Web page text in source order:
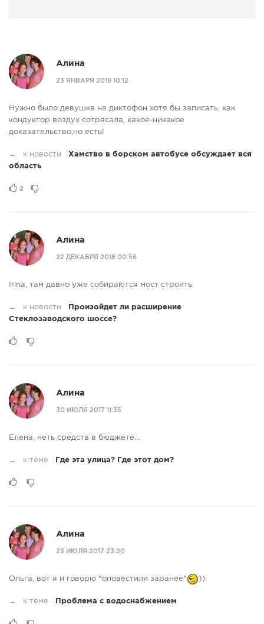
Алина
23 ЯНВАРЯ 2019 10:12
Нужно было девушке на диктофон хотя бы записать, как
кондуктор воздух сотрясала, какое-никакое
доказательство,но есть!
→ к новости Хамство в борском автобусе обсуждает вся
область
2
Алина
22 ДЕКАБРЯ 2018 00:56
Irina, там давно уже собираются мост строить.
→ к новости
Произойдет ли расширение
Стеклозаводского шоссе?
Алина
30 ИЮЛЯ 2017 11:35
Елена, неть средств в бюджете...
→ к теме Где эта улица? Где этот дом?
Алина
23 ИЮЛЯ 2017 23:20
Ольга, вот я и говорю "оповестили заранее" ))
→ к теме Проблема с водоснабжением